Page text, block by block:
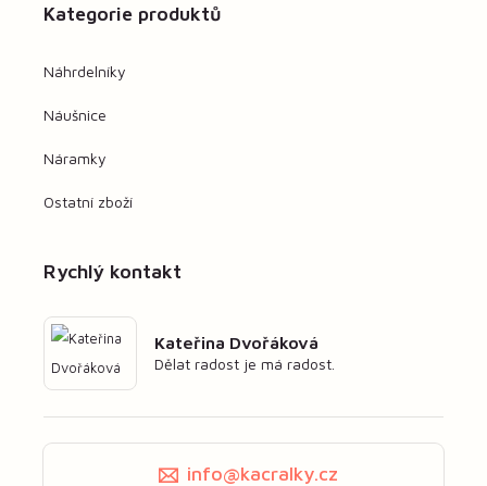
Kategorie produktů
Náhrdelníky
Náušnice
Náramky
Ostatní zboží
Rychlý kontakt
Kateřina Dvořáková
Dělat radost je má radost.
info@kacralky.cz